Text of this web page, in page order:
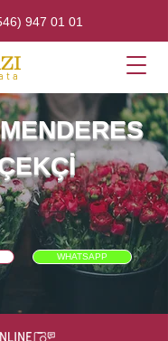
947 01 01
WHATSAPP